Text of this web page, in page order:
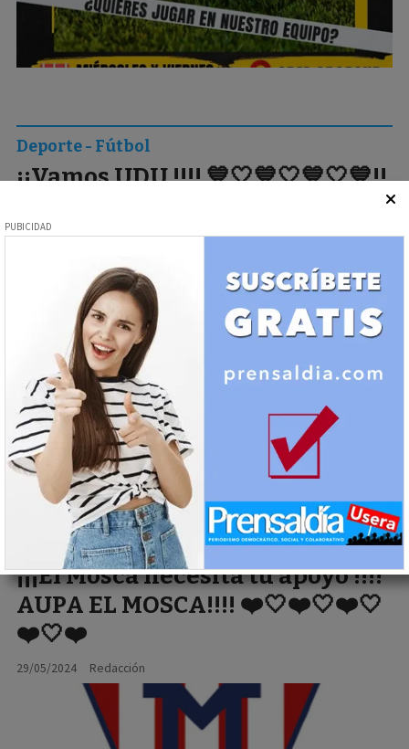
¡¡Vamos UDU !!!! 💙🤍💙🤍💙🤍💙!!
Deporte - Fútbol
TODOS A APOYAR A LA UDU!!!! U.D. USERA -
TRABENCO ZARZAQUEMADA
¡¡¡El Mosca necesita tu apoyo !!!!
AUPA EL MOSCA!!!! ❤️🤍❤️🤍❤️🤍
❤️🤍❤️
Redacción
Deporte - Fútbol
29/05/2024